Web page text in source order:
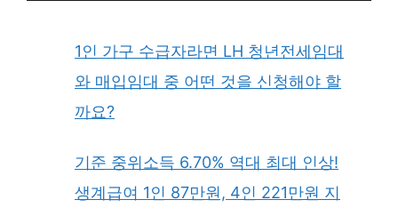
1인 가구 수급자라면 LH 청년전세임대
와 매입임대 중 어떤 것을 신청해야 할
까요?
기준 중위소득 6.70% 역대 최대 인상!
생계급여 1인 87만원, 4인 221만원 지